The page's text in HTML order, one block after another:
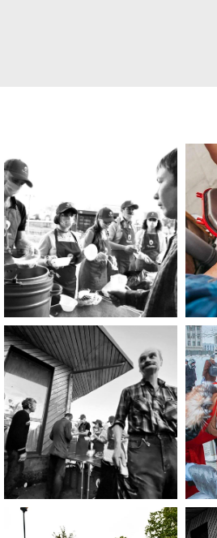
Если Вы нуждаетесь в помощи, то
эта информация для Вас.
Каждый может оказаться в
сложной жизненной ситуации,
Помощь нужна
Вам?